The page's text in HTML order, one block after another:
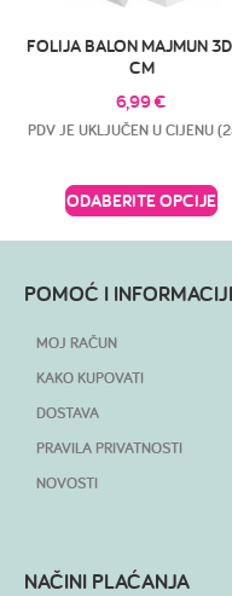
FOLIJA BALON MAJMUN
CM
6,99€
PDV JE UKLJUČEN U CIJENU
ODABERITE OPCIJE
POMOĆ I
MOJ RAČUN
KAKO KUPOVATI
DOSTAVA
PRAVILA PRIVATNOSTI
NOVOSTI
NAČINI PLAĆANJA